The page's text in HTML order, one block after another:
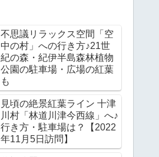
不思議リラックス空間「空
中の村」への行き方♪21世
紀の森・紀伊半島森林植物
公園の駐車場・広場の紅葉
も
見頃の絶景紅葉ライン 十津
川村「林道川津今西線」へ♪
行き方・駐車場は？【2022
年11月5日訪問】